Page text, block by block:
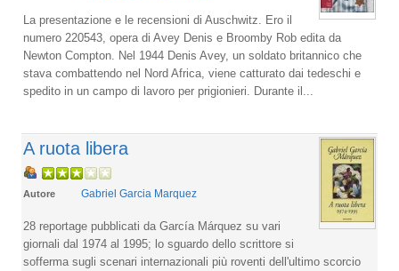
La presentazione e le recensioni di Auschwitz. Ero il
numero 220543, opera di Avey Denis e Broomby Rob edita da
Newton Compton. Nel 1944 Denis Avey, un soldato britannico che
stava combattendo nel Nord Africa, viene catturato dai tedeschi e
spedito in un campo di lavoro per prigionieri. Durante il...
A ruota libera
Autore Gabriel Garcia Marquez
28 reportage pubblicati da García Márquez su vari
giornali dal 1974 al 1995; lo sguardo dello scrittore si
sofferma sugli scenari internazionali più roventi dell'ultimo scorcio